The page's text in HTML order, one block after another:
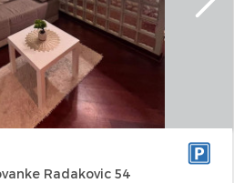
m2
Struktura :
Dvosoban
Radakovic 54